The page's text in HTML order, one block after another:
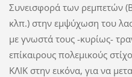
Συνεισφορά των ρεμπετών
κλπ.) στην εμψύχωση του
με γνωστά τους -κυρίως-
επίκαιρους πολεμικούς
ΚΛΙΚ στην εικόνα, για να